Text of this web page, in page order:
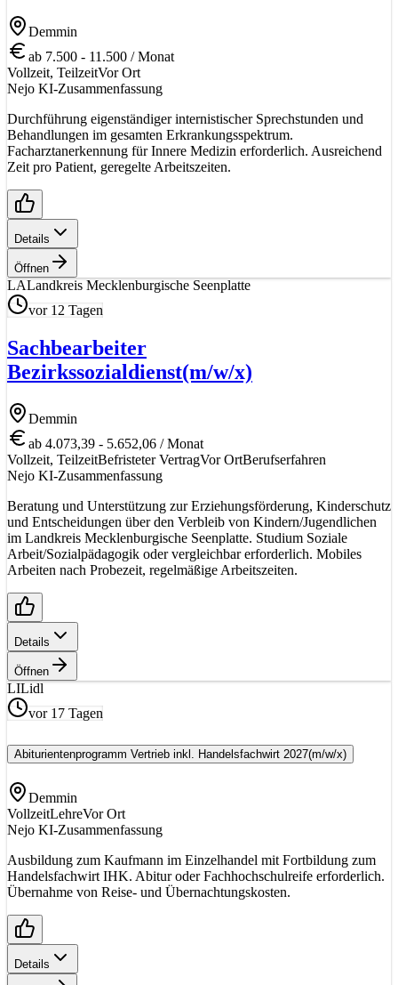
Demmin
ab 7.500 - 11.500 / Monat
Vollzeit, TeilzeitVor Ort
Nejo KI-Zusammenfassung
Durchführung eigenständiger internistischer Sprechstunden und
Behandlungen im gesamten Erkrankungsspektrum.
Facharztanerkennung für Innere Medizin erforderlich. Ausreichend
Zeit pro Patient, geregelte Arbeitszeiten.
Details
Öffnen
LALandkreis Mecklenburgische Seenplatte
vor 12 Tagen
Sachbearbeiter
Bezirkssozialdienst(m/w/x)
Demmin
ab 4.073,39 - 5.652,06 / Monat
Vollzeit, TeilzeitBefristeter VertragVor OrtBerufserfahren
Nejo KI-Zusammenfassung
Beratung und Unterstützung zur Erziehungsförderung, Kinderschutz
und Entscheidungen über den Verbleib von Kindern/Jugendlichen
im Landkreis Mecklenburgische Seenplatte. Studium Soziale
Arbeit/Sozialpädagogik oder vergleichbar erforderlich. Mobiles
Arbeiten nach Probezeit, regelmäßige Arbeitszeiten.
Details
Öffnen
LILidl
vor 17 Tagen
Abiturientenprogramm Vertrieb inkl. Handelsfachwirt 2027(m/w/x)
Demmin
VollzeitLehreVor Ort
Nejo KI-Zusammenfassung
Ausbildung zum Kaufmann im Einzelhandel mit Fortbildung zum
Handelsfachwirt IHK. Abitur oder Fachhochschulreife erforderlich.
Übernahme von Reise- und Übernachtungskosten.
Details